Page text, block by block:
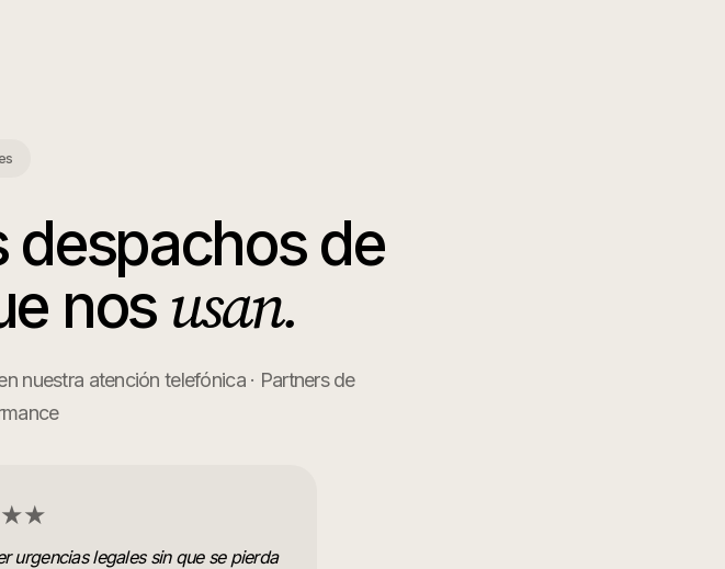
despachos de
nos usan.
nuestra atención telefónica · Partners de
urgencias legales sin que se pierda